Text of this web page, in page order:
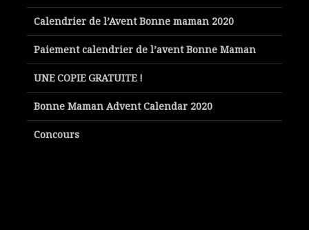
Calendrier de l’Avent Bonne maman 2020
Paiement calendrier de l’avent Bonne Maman
UNE COPIE GRATUITE !
Bonne Maman Advent Calendar 2020
Concours